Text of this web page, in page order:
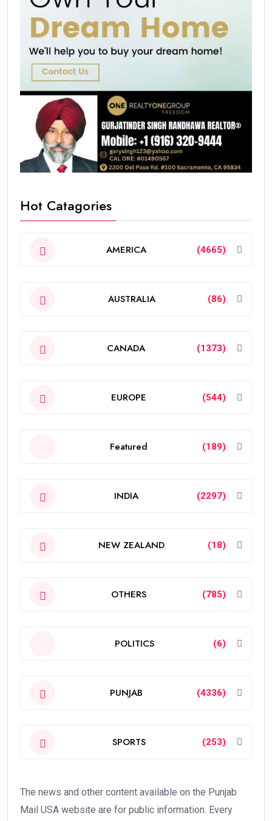
Hot Catagories
AMERICA (4665)
AUSTRALIA (86)
CANADA (1373)
EUROPE (544)
Featured (189)
INDIA (2297)
NEW ZEALAND (18)
OTHERS (785)
POLITICS (6)
PUNJAB (4336)
SPORTS (253)
The news and other content available on the Punjab
Mail USA website are for public information. Every